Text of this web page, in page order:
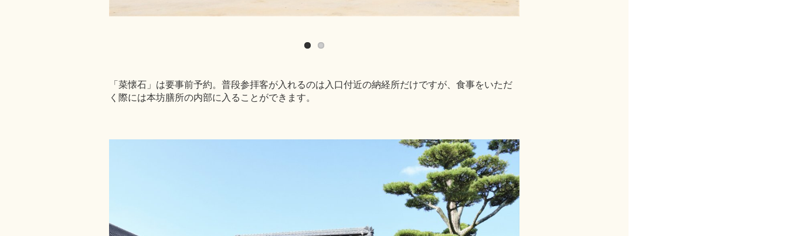
「菜懐石」は要事前予約。普段参拝客が入れるのは入口付近の納経所だけですが、食事をいただ
く際には本坊膳所の内部に入ることができます。